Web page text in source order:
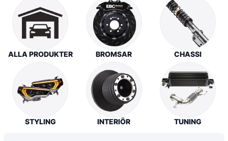
ALLA PRODUKTER BROMSAR CHASSI
STYLING INTERIÖR TUNING